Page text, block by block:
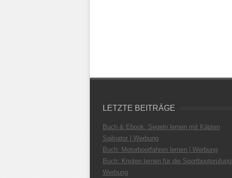
LETZTE BEITRÄGE
Buch & Ebook: Segeln lernen mit Käpten
Sailnator | Werbung
Buch: Motorbootfahren lernen | Werbung
Buch: Knoten lernen für die Sportbootprüfung |
Werbung